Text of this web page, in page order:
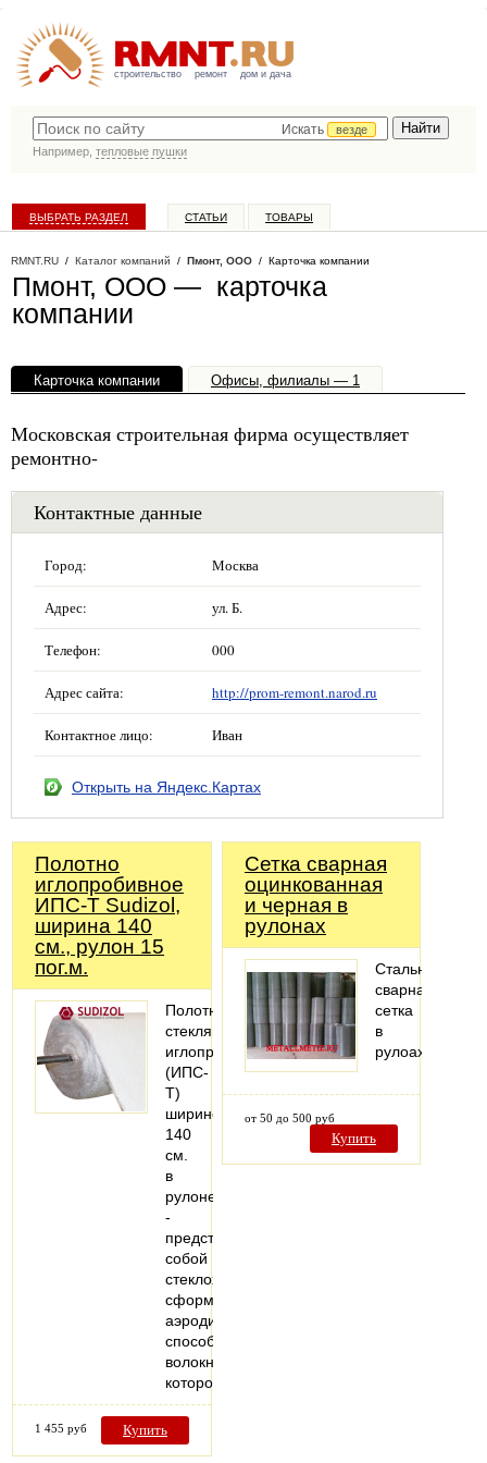
строительство ремонт дом и дача
Искать
везде
Например, тепловые пушки
ВЫБРАТЬ РАЗДЕЛ СТАТЬИ ТОВАРЫ
RMNT.RU / Каталог компаний / Пмонт, ООО / Карточка компании
Пмонт, ООО — карточка
компании
Карточка компании Офисы, филиалы — 1
Московская строительная фирма осуществляет
ремонтно-
Контактные данные
Город: Москва
Адрес: ул. Б.
Телефон: 000
Адрес сайта: http://prom-remont.narod.ru
Контактное лицо: Иван
Открыть на Яндекс.Картах
Полотно
иглопробивное
ИПС-Т Sudizol,
ширина 140
см., рулон 15
пог.м.
Полотно
стеклянное
иглопробивное
(ИПС-
Т)
шириной
140
см.
в
рулоне
-
представляет
собой
стеклохолст,
сформированный
аэродинамическим
способом,
волокна
которого…
1 455 руб Купить
Сетка сварная
оцинкованная
и черная в
рулонах
Стальная
сварная
сетка
в
рулоах
от 50 до 500 руб
Купить